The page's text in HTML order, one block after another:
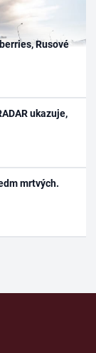
Rusové
ukazuje,
mrtvých.